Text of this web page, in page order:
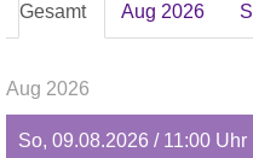
Gesamt Aug 2026
Aug 2026
So, 09.08.2026 / 11:00 Uhr